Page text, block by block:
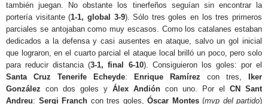
también juegan. No obstante los tinerfeños seguían sin encontrar la
portería visitante (1-1, global 3-9). Sólo tres goles en los tres primeros
parciales se antojaban como muy escasos. Como los catalanes estaban
dedicados a la defensa y casi ausentes en ataque, salvo un gol inicial
que lograron, en el cuarto parcial el ataque local brilló un poco, pero solo
para reducir distancia (3-1, final 6-10). Consiguieron los goles: por el
Santa Cruz Tenerife Echeyde: Enrique Ramírez con tres,
Iker
González con dos goles y Álex Andión con uno. Por el CN Sant
Andreu: Sergi Franch con tres goles, Óscar Montes (mvp del partido)